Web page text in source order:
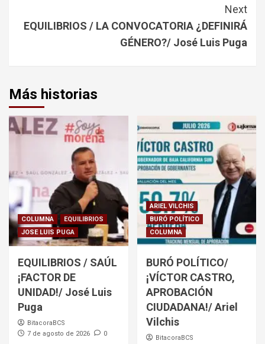
Next
EQUILIBRIOS / LA CONVOCATORIA ¿DEFINIRÁ
GÉNERO?/ José Luis Puga
Más historias
COLUMNA
EQUILIBRIOS
JOSE LUIS PUGA
EQUILIBRIOS / SAÚL
¡FACTOR DE
UNIDAD!/ José Luis
Puga
BitacoraBCS
7 de agosto de 2026
0
ARIEL VILCHIS
BURÓ POLÍTICO
COLUMNA
BURÓ POLÍTICO/
¡VÍCTOR CASTRO,
APROBACIÓN
CIUDADANA!/ Ariel
Vilchis
BitacoraBCS